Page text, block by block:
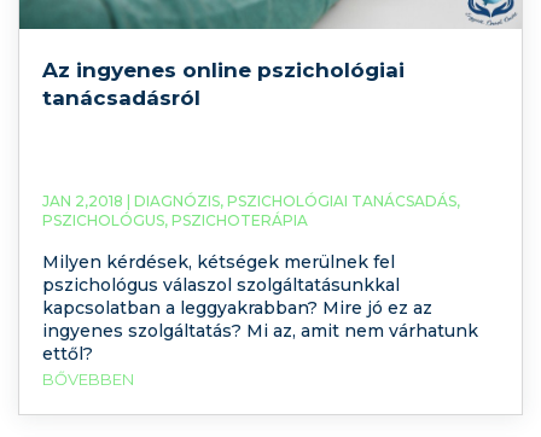
Az ingyenes online pszichológiai
tanácsadásról
JAN 2,2018 | DIAGNÓZIS, PSZICHOLÓGIAI TANÁCSADÁS,
PSZICHOLÓGUS, PSZICHOTERÁPIA
Milyen kérdések, kétségek merülnek fel
pszichológus válaszol szolgáltatásunkkal
kapcsolatban a leggyakrabban? Mire jó ez az
ingyenes szolgáltatás? Mi az, amit nem várhatunk
ettől?
BŐVEBBEN